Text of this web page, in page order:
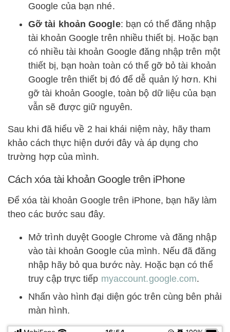
Google của bạn nhé.
Gỡ tài khoản Google: bạn có thể đăng nhập
tài khoản Google trên nhiều thiết bị. Hoặc bạn
có nhiều tài khoản Google đăng nhập trên một
thiết bị, bạn hoàn toàn có thể gỡ bỏ tài khoản
Google trên thiết bị đó để dễ quản lý hơn. Khi
gỡ tài khoản Google, toàn bộ dữ liệu của bạn
vẫn sẽ được giữ nguyên.
Sau khi đã hiểu về 2 hai khái niệm này, hãy tham
khảo cách thực hiện dưới đây và áp dụng cho
trường hợp của mình.
Cách xóa tài khoản Google trên iPhone
Để xóa tài khoản Google trên iPhone, bạn hãy làm
theo các bước sau đây.
Mở trình duyệt Google Chrome và đăng nhập
vào tài khoản Google của mình. Nếu đã đăng
nhập hãy bỏ qua bước này. Hoặc bạn có thể
truy cập trực tiếp myaccount.google.com.
Nhấn vào hình đại diện góc trên cùng bên phải
màn hình.